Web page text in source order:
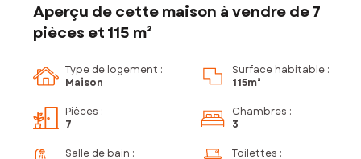
Aperçu de cette maison à vendre de 7
pièces et 115 m²
Type de logement :
Maison
Surface habitable :
115m²
Pièces :
7
Chambres :
3
Salle de bain :
Toilettes :